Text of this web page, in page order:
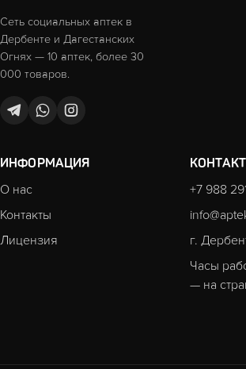
Сеть социальных аптек в
Дербенте и Дагестанских
Огнях — 10 аптек, более 30
000 товаров.
ИНФОРМАЦИЯ
О нас
Контакты
Лицензия
+7 988
г.
Часы
— на